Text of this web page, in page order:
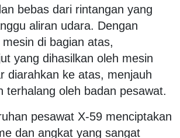
bebas dari rintangan yang
aliran udara. Dengan
di bagian atas,
yang dihasilkan oleh mesin
diarahkan ke atas, menjauh
terhalang oleh badan pesawat.
pesawat X-59 menciptakan
dan angkat yang sangat